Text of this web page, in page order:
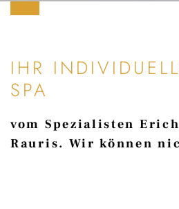
IHR
SPA
vom Spezialisten
Rauris. Wir können